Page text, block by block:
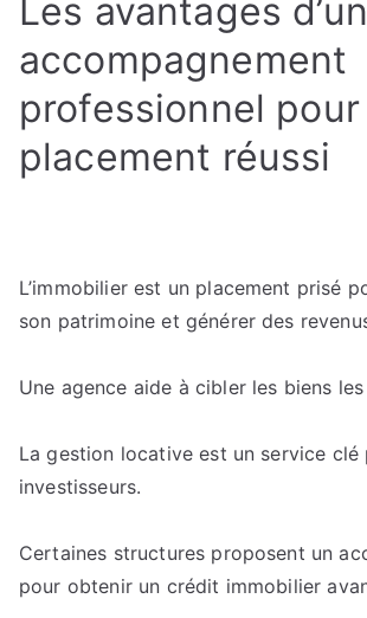
Les avantages d’un
accompagnement
professionnel pour
placement réussi
L’immobilier est un placement prisé
son patrimoine et générer des
Une agence aide à cibler les biens
La gestion locative est un service clé
investisseurs.
Certaines structures proposent un
pour obtenir un crédit immobilier